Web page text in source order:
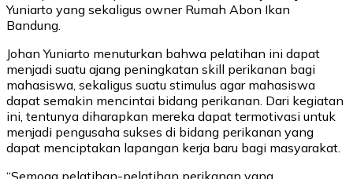
Yuniarto yang sekaligus owner Rumah Abon Ikan
Bandung.
Johan Yuniarto menuturkan bahwa pelatihan ini dapat
menjadi suatu ajang peningkatan skill perikanan bagi
mahasiswa, sekaligus suatu stimulus agar mahasiswa
dapat semakin mencintai bidang perikanan. Dari kegiatan
ini, tentunya diharapkan mereka dapat termotivasi untuk
menjadi pengusaha sukses di bidang perikanan yang
dapat menciptakan lapangan kerja baru bagi masyarakat.
“Semoga pelatihan-pelatihan perikanan yang